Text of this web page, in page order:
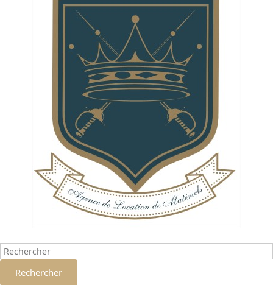
Rechercher